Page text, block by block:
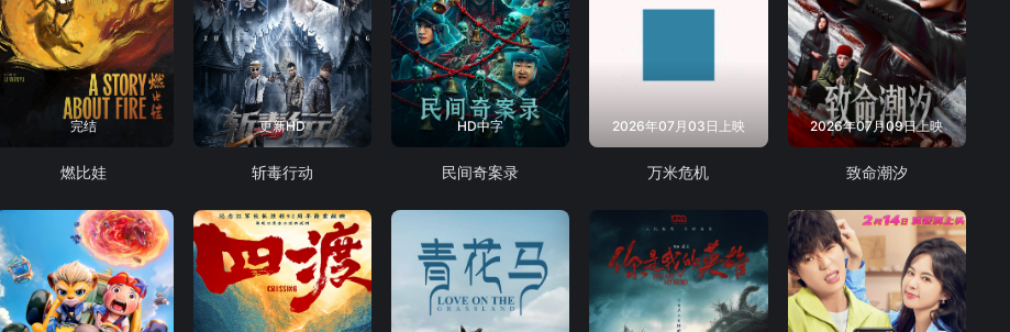
完结
燃比娃
更新HD
斩毒行动
HD中字
民间奇案录
2026年07月03日上映
万米危机
2026年07月09日上映
致命潮汐